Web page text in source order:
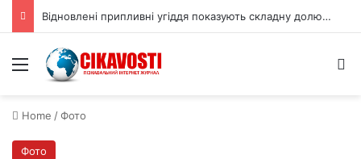
Відновлені припливні угіддя показують складну долю вуглецю
Menu
Home /Фото
Фото